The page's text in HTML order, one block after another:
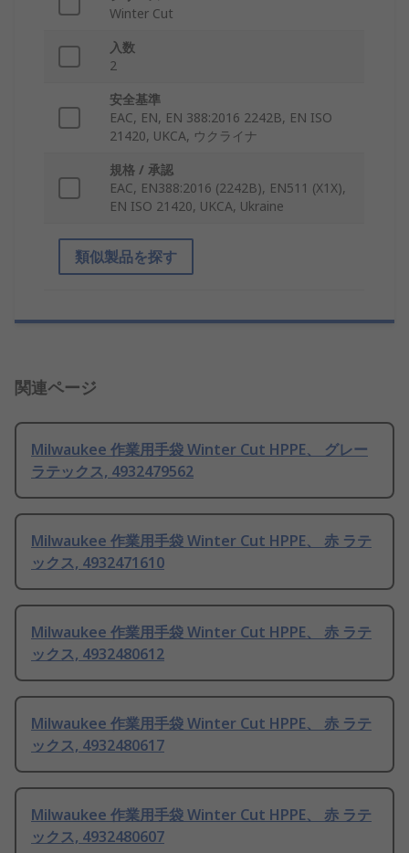
Winter Cut
入数
2
安全基準
EAC, EN, EN 388:2016 2242B, EN ISO
21420, UKCA, ウクライナ
規格 / 承認
EAC, EN388:2016 (2242B), EN511 (X1X),
EN ISO 21420, UKCA, Ukraine
類似製品を探す
関連ページ
Milwaukee 作業用手袋 Winter Cut HPPE、 グレー
ラテックス, 4932479562
Milwaukee 作業用手袋 Winter Cut HPPE、 赤 ラテ
ックス, 4932471610
Milwaukee 作業用手袋 Winter Cut HPPE、 赤 ラテ
ックス, 4932480612
Milwaukee 作業用手袋 Winter Cut HPPE、 赤 ラテ
ックス, 4932480617
Milwaukee 作業用手袋 Winter Cut HPPE、 赤 ラテ
ックス, 4932480607